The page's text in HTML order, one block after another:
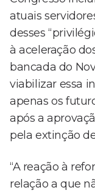
atuais
desses
à aceleração
bancada do
viabilizar essa
apenas os
após a
pela extinção
“A reação à
relação a que